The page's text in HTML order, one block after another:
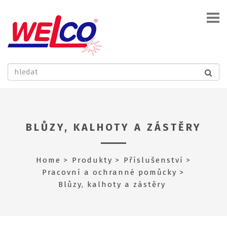
BLŮZY, KALHOTY A ZÁSTĚRY
Home Produkty
Příslušenství
Pracovní a ochranné pomůcky
Blůzy, kalhoty a zástěry